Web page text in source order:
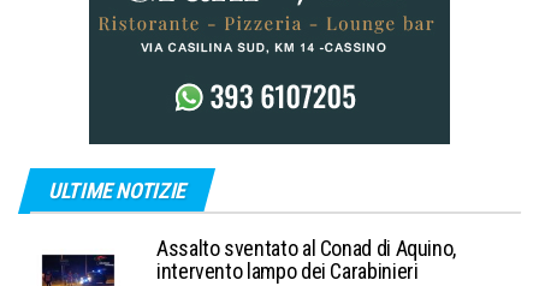
ULTIME NOTIZIE
Assalto sventato al Conad di Aquino,
intervento lampo dei Carabinieri